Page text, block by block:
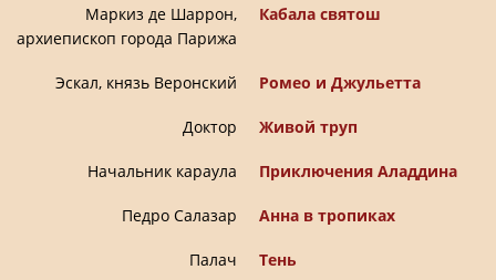
Маркиз де Шаррон,
архиепископ города Парижа
Кабала святош
Эскал, князь Веронский Ромео и Джульетта
Доктор Живой труп
Начальник караула Приключения Аладдина
Педро Салазар Анна в тропиках
Палач Тень